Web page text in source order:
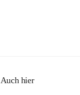
Auch hier